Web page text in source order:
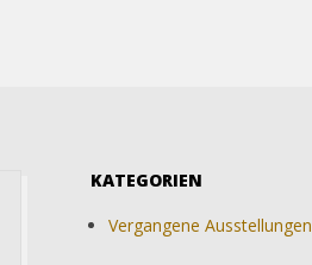
KATEGORIEN
Vergangene Ausstellungen